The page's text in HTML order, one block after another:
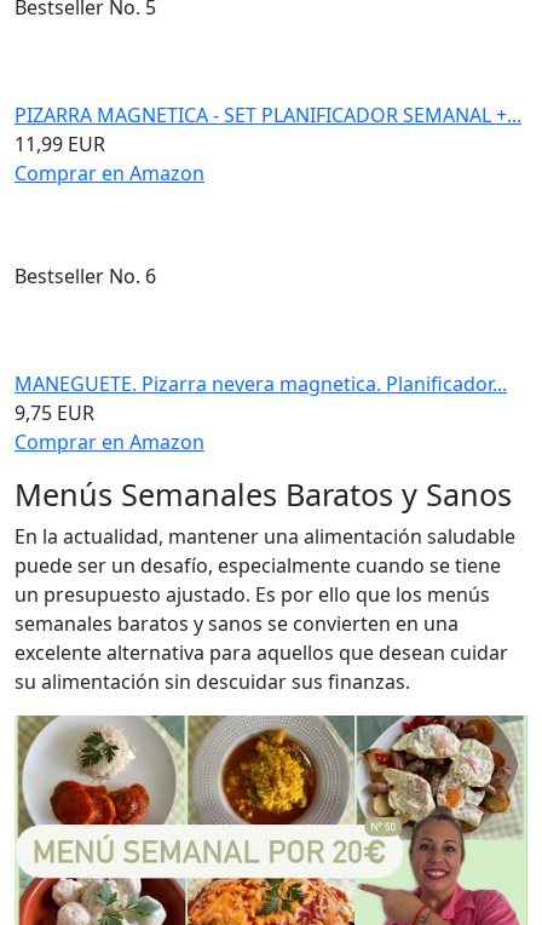
Bestseller No. 5
PIZARRA MAGNETICA - SET PLANIFICADOR SEMANAL +...
11,99 EUR
Comprar en Amazon
Bestseller No. 6
MANEGUETE. Pizarra nevera magnetica. Planificador...
9,75 EUR
Comprar en Amazon
Menús Semanales Baratos y Sanos
En la actualidad, mantener una alimentación saludable
puede ser un desafío, especialmente cuando se tiene
un presupuesto ajustado. Es por ello que los menús
semanales baratos y sanos se convierten en una
excelente alternativa para aquellos que desean cuidar
su alimentación sin descuidar sus finanzas.